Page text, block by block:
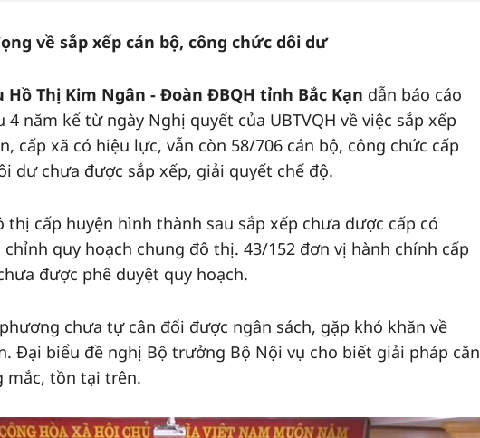
về sắp xếp cán bộ, công chức dôi dư
Hồ Thị Kim Ngân - Đoàn ĐBQH tỉnh Bắc Kạn dẫn báo cáo
4 năm kể từ ngày Nghị quyết của UBTVQH về việc sắp xếp
cấp xã có hiệu lực, vẫn còn 58/706 cán bộ, công chức cấp
dư chưa được sắp xếp, giải quyết chế độ.
thị cấp huyện hình thành sau sắp xếp chưa được cấp có
quy hoạch chung đô thị. 43/152 đơn vị hành chính cấp
được phê duyệt quy hoạch.
chưa tự cân đối được ngân sách, gặp khó khăn về
Đại biểu đề nghị Bộ trưởng Bộ Nội vụ cho biết giải pháp căn
mắc, tồn tại trên.